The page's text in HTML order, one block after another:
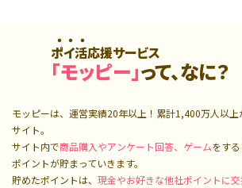
ポイ活応援サービス
「モッピー」って、なに？
モッピーは、運営実績20年以上！累計1,400万人以上
サイト。
サイト内で商品購入やアンケート回答、ゲームをす
ポイントが貯まっていきます。
貯めたポイントは、 現金やお好きな他社ポイントに